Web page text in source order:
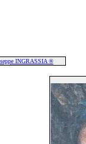
INGRASSIA ®